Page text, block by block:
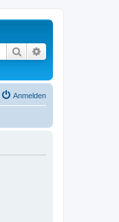
Suche
Anmelden